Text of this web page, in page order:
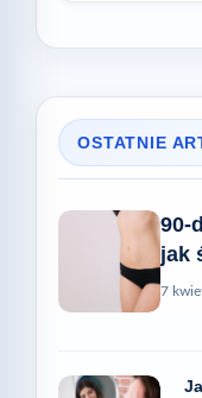
OSTATNIE
90-
jak
7